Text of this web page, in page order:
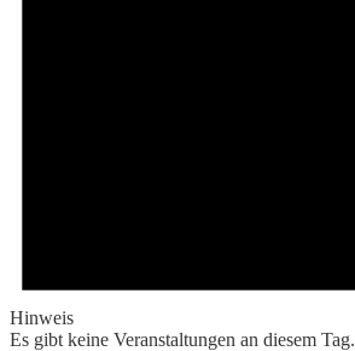
Hinweis
Es gibt keine Veranstaltungen an diesem Tag.